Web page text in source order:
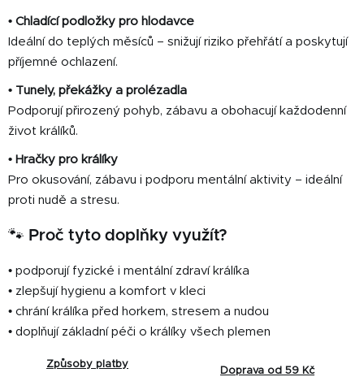
u
• Chladící podložky pro hlodavce
Ideální do teplých měsíců – snižují riziko přehřátí a poskytují
příjemné ochlazení.
• Tunely, překážky a prolézadla
Podporují přirozený pohyb, zábavu a obohacují každodenní
život králíků.
• Hračky pro králíky
Pro okusování, zábavu i podporu mentální aktivity – ideální
proti nudě a stresu.
🐾 Proč tyto doplňky využít?
• podporují fyzické i mentální zdraví králíka
• zlepšují hygienu a komfort v kleci
• chrání králíka před horkem, stresem a nudou
• doplňují základní péči o králíky všech plemen
Způsoby platby
Doprava od 59 Kč